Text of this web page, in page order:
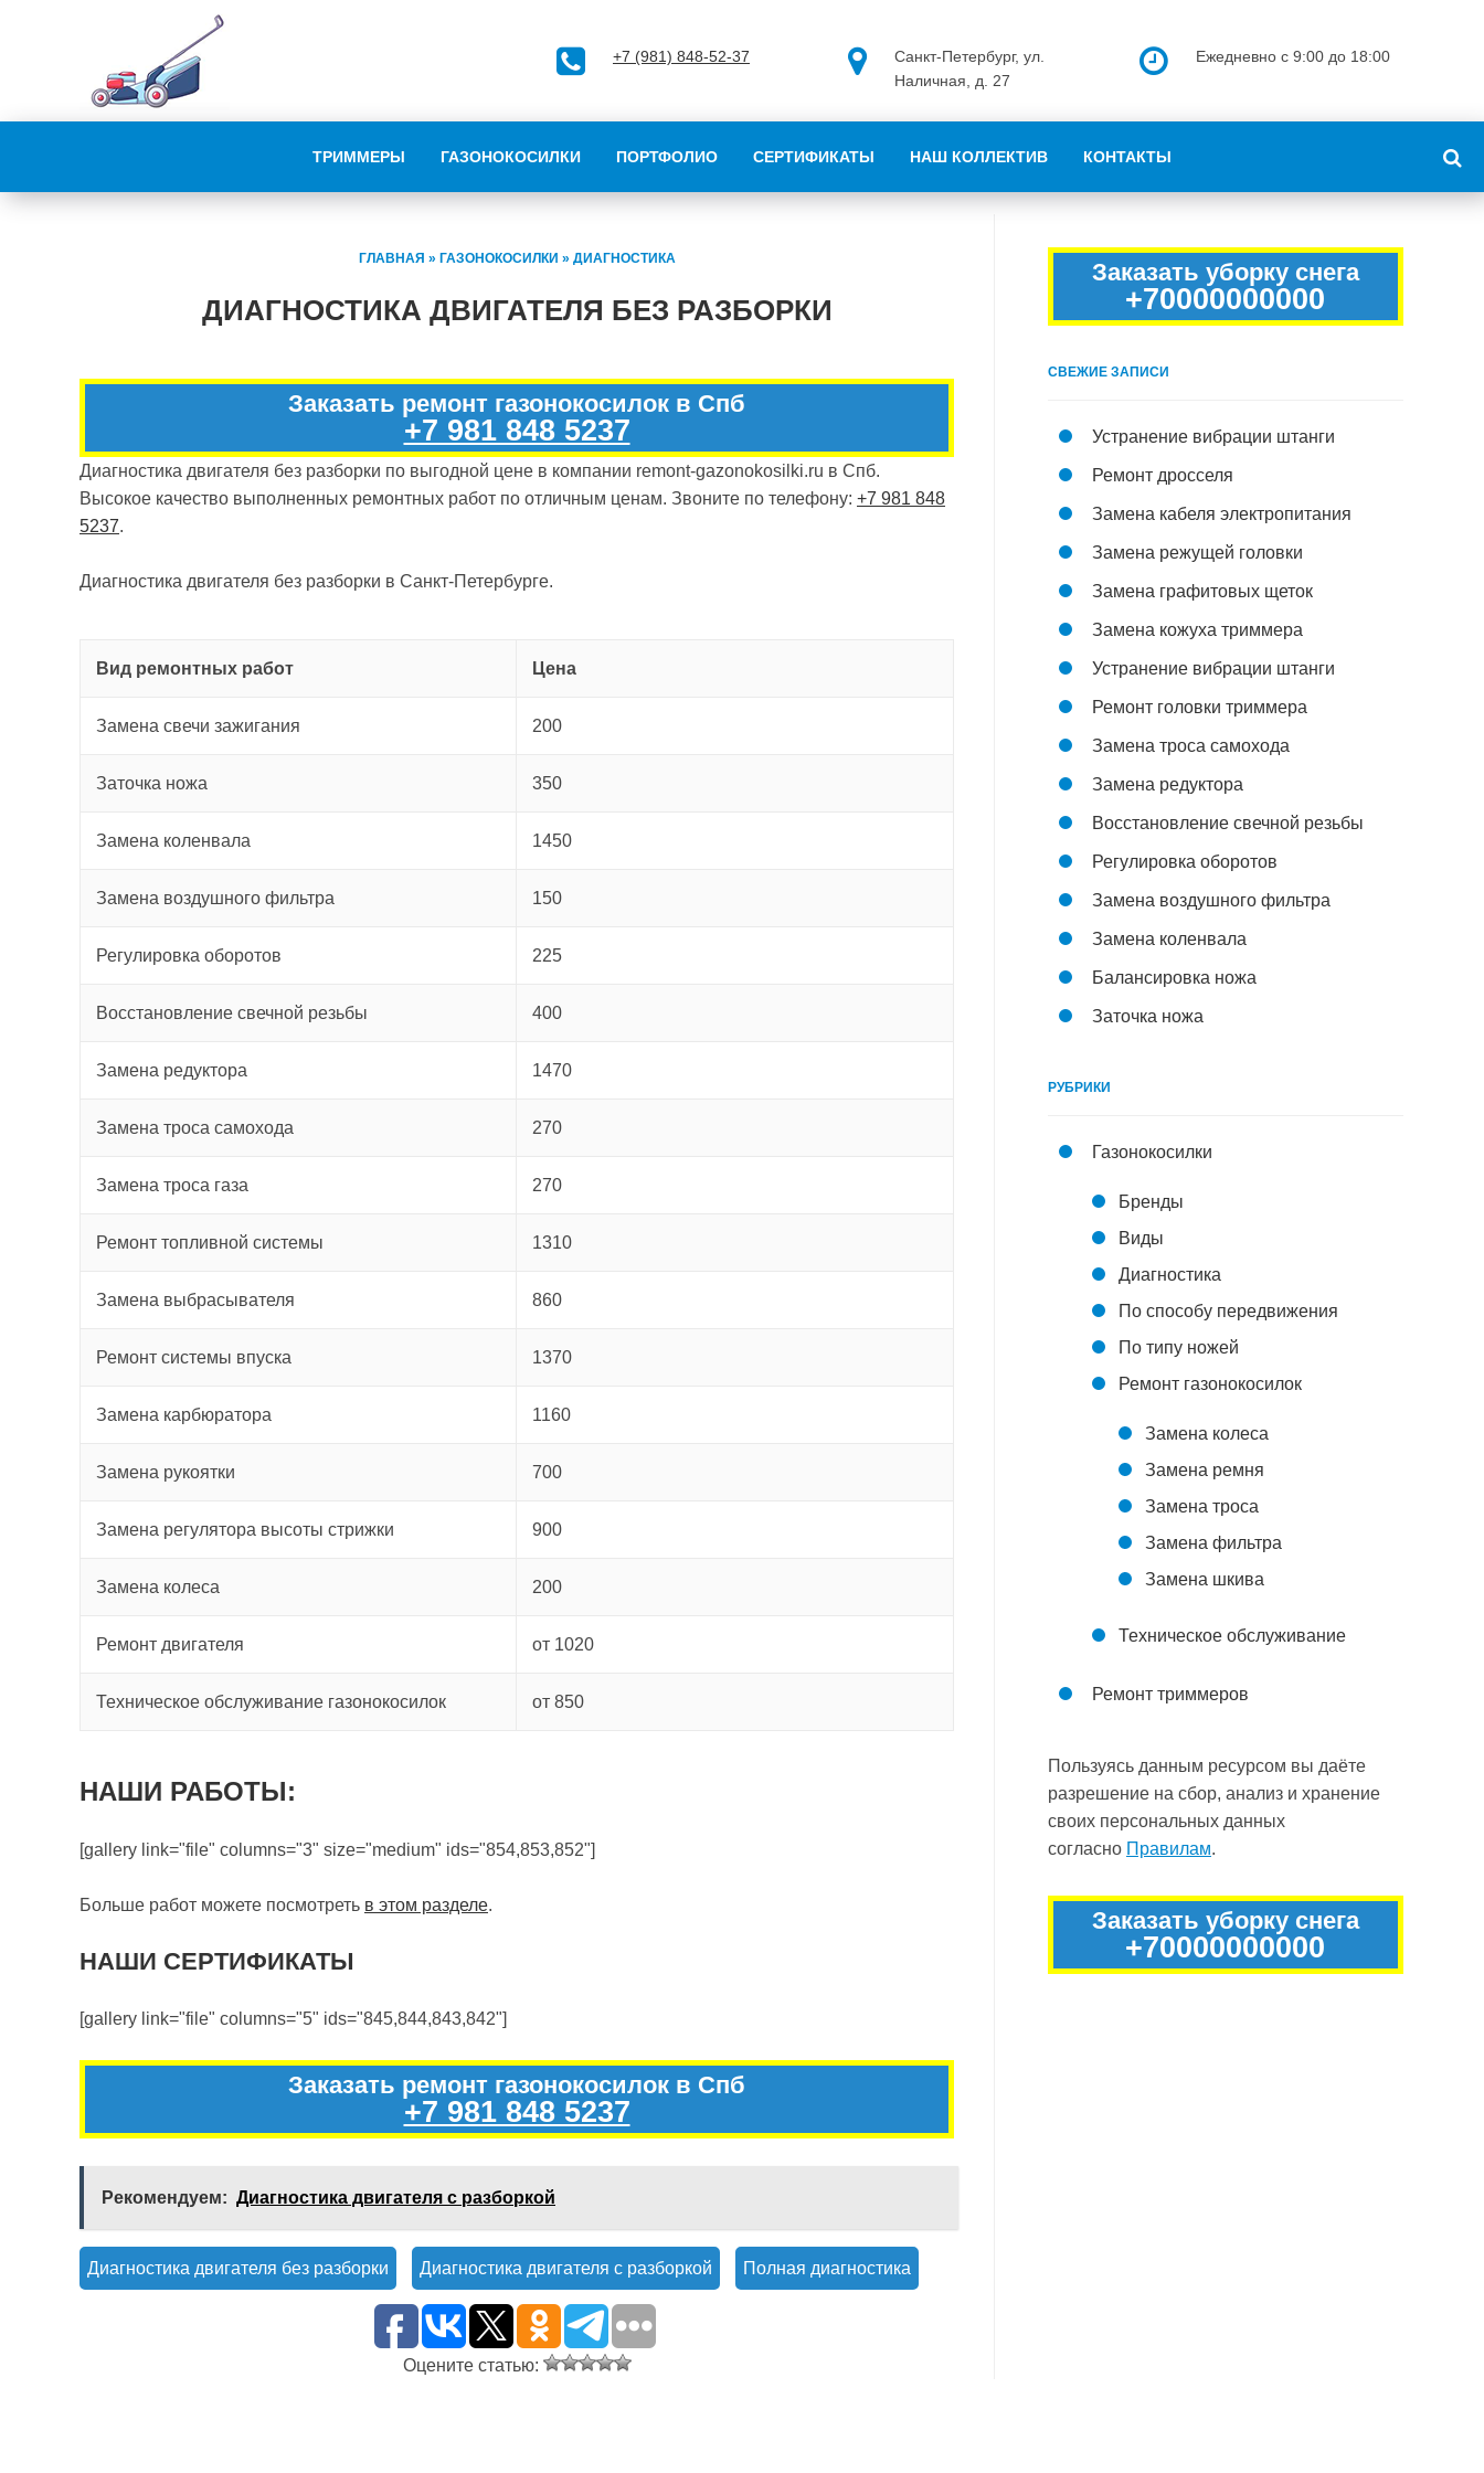
Ежедневно с 9:00 до 18:00
Санкт-Петербург, ул.
Наличная, д. 27
+7 (981) 848-52-37
ТРИММЕРЫ ГАЗОНОКОСИЛКИ ПОРТФОЛИО СЕРТИФИКАТЫ НАШ КОЛЛЕКТИВ КОНТАКТЫ
ГЛАВНАЯ » ГАЗОНОКОСИЛКИ » ДИАГНОСТИКА
ДИАГНОСТИКА ДВИГАТЕЛЯ БЕЗ РАЗБОРКИ
Заказать ремонт газонокосилок в Спб
+7 981 848 5237
Диагностика двигателя без разборки по выгодной цене в компании remont-gazonokosilki.ru в Спб.
Высокое качество выполненных ремонтных работ по отличным ценам. Звоните по телефону: +7 981 848
5237.
Диагностика двигателя без разборки в Санкт-Петербурге.
Вид ремонтных работ Цена
Замена свечи зажигания 200
Заточка ножа 350
Замена коленвала 1450
Замена воздушного фильтра 150
Регулировка оборотов 225
Восстановление свечной резьбы 400
Замена редуктора 1470
Замена троса самохода 270
Замена троса газа 270
Ремонт топливной системы 1310
Замена выбрасывателя 860
Ремонт системы впуска 1370
Замена карбюратора 1160
Замена рукоятки 700
Замена регулятора высоты стрижки 900
Замена колеса 200
Ремонт двигателя от 1020
Техническое обслуживание газонокосилок от 850
НАШИ РАБОТЫ:
[gallery link="file" columns="3" size="medium" ids="854,853,852"]
Больше работ можете посмотреть в этом разделе.
НАШИ СЕРТИФИКАТЫ
[gallery link="file" columns="5" ids="845,844,843,842"]
Заказать ремонт газонокосилок в Спб
+7 981 848 5237
Рекомендуем: Диагностика двигателя с разборкой
Диагностика двигателя без разборки Диагностика двигателя с разборкой Полная диагностика
Оцените статью:
Заказать уборку снега
+70000000000
СВЕЖИЕ ЗАПИСИ
Устранение вибрации штанги
Ремонт дросселя
Замена кабеля электропитания
Замена режущей головки
Замена графитовых щеток
Замена кожуха триммера
Устранение вибрации штанги
Ремонт головки триммера
Замена троса самохода
Замена редуктора
Восстановление свечной резьбы
Регулировка оборотов
Замена воздушного фильтра
Замена коленвала
Балансировка ножа
Заточка ножа
РУБРИКИ
Газонокосилки
Бренды
Виды
Диагностика
По способу передвижения
По типу ножей
Ремонт газонокосилок
Замена колеса
Замена ремня
Замена троса
Замена фильтра
Замена шкива
Техническое обслуживание
Ремонт триммеров
Пользуясь данным ресурсом вы даёте
разрешение на сбор, анализ и хранение
своих персональных данных
согласно Правилам.
Заказать уборку снега
+70000000000